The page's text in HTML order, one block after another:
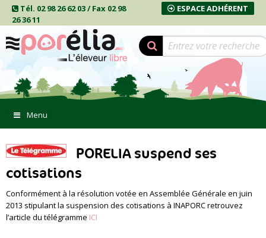
Tél. 02 98 26 62 03 / Fax 02 98
26 36 11
ESPACE ADHÉRENT
Menu
PORELIA suspend ses
cotisations
Conformément à la résolution votée en Assemblée Générale en juin
2013 stipulant la suspension des cotisations à INAPORC retrouvez
l’article du télégramme ICI